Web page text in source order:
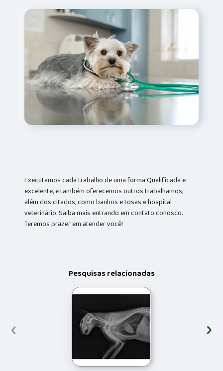
Executamos cada trabalho de uma forma Qualificada e
excelente, e também oferecemos outros trabalhamos,
além dos citados, como banhos e tosas e hospital
veterinário. Saiba mais entrando em contato conosco.
Teremos prazer em atender você!
Pesquisas relacionadas
‹ ›